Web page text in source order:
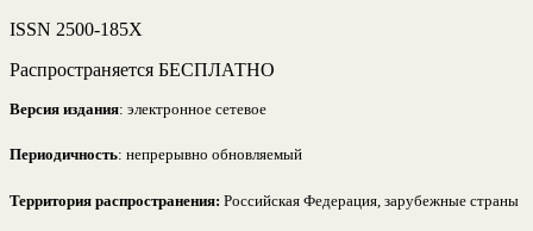
ISSN 2500-185Х
Распространяется БЕСПЛАТНО
Версия издания: электронное сетевое
Периодичность: непрерывно обновляемый
Территория распространения: Российская Федерация, зарубежные страны